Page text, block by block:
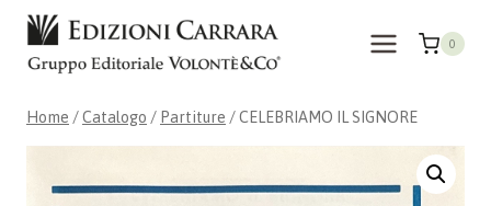
Salta
contenuto
0
Home /Catalogo / Partiture /CELEBRIAMO IL SIGNORE